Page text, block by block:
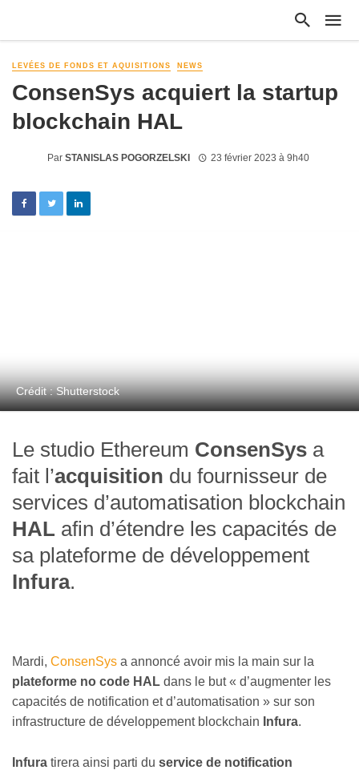
LEVÉES DE FONDS ET AQUISITIONS NEWS
ConsenSys acquiert la startup
blockchain HAL
Par STANISLAS POGORZELSKI 23 février 2023 à 9h40
Crédit : Shutterstock
Le studio Ethereum ConsenSys a
fait l’acquisition du fournisseur de
services d’automatisation blockchain
HAL afin d’étendre les capacités de
sa plateforme de développement
Infura.
Mardi, ConsenSys a annoncé avoir mis la main sur la
plateforme no code HAL dans le but « d’augmenter les
capacités de notification et d’automatisation » sur son
infrastructure de développement blockchain Infura.
Infura tirera ainsi parti du service de notification